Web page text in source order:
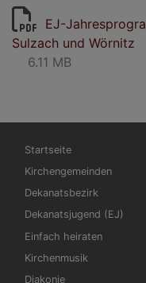
EJ-
Sulzach und Wörnitz
6.11 MB
Hauptnavigation
Startseite
Kirchengemeinden
Dekanatsbezirk
Dekanatsjugend (EJ)
Einfach heiraten
Kirchenmusik
Diakonie